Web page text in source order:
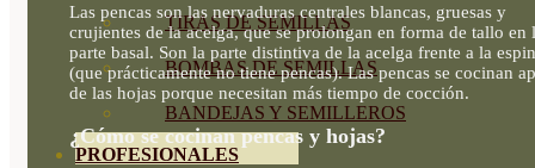
TIRAS DE SEMILLAS
BOMBAS DE SEMILLAS
BANDEJAS Y SEMILLEROS
PROFESIONALES
Las pencas son las nervaduras centrales blancas, gruesas y
crujientes de la acelga, que se prolongan en forma de tallo en
parte basal. Son la parte distintiva de la acelga frente a la
(que prácticamente no tiene pencas). Las pencas se cocinan
de las hojas porque necesitan más tiempo de cocción.
¿Cómo se cocinan pencas y hojas?